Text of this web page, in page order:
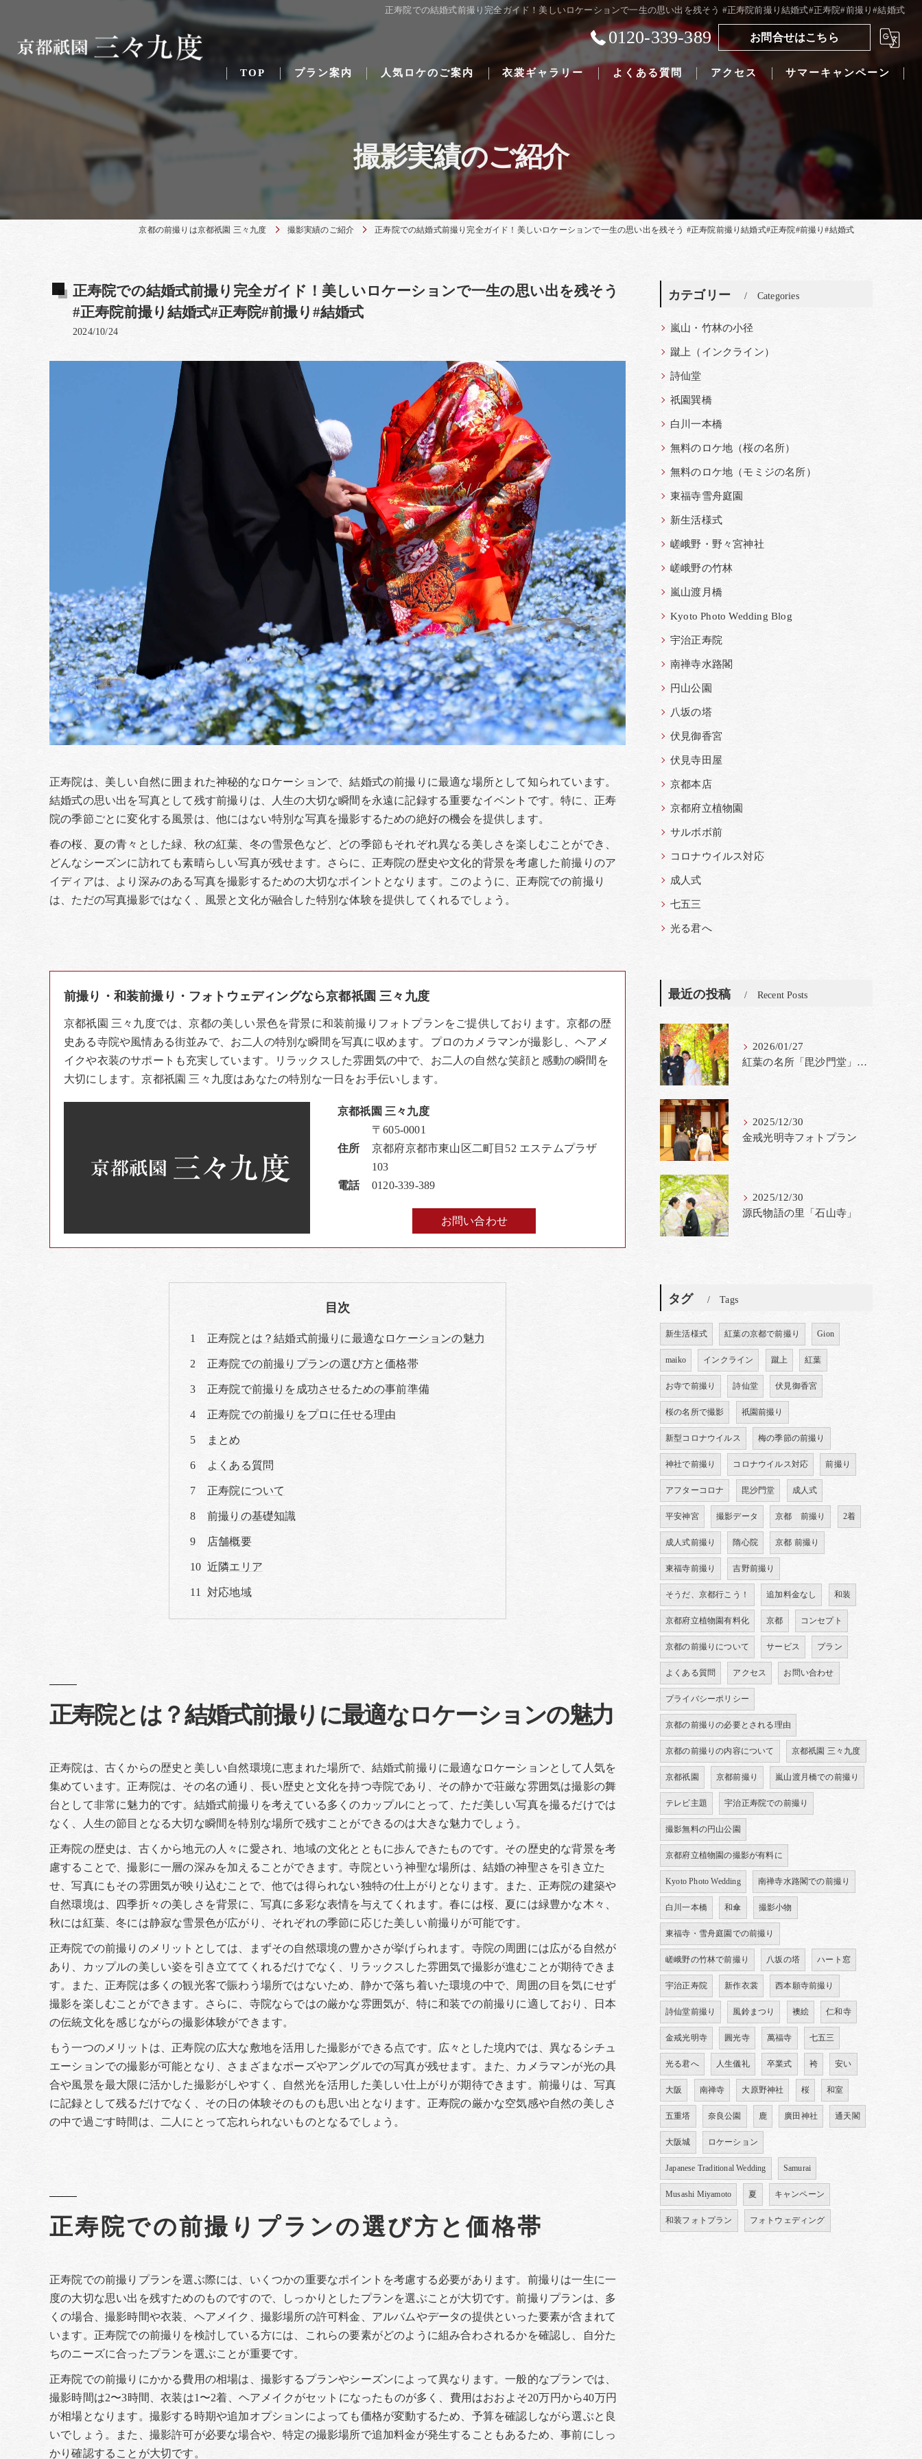
正寿院での結婚式前撮り完全ガイド！美しいロケーションで一生の思い出を残そう #正寿院前撮り結婚式#正寿院#前撮り#結婚式
0120-339-389 お問合せはこちら
TOP プラン案内
Traditional Japanese weddings
人気ロケのご案内 衣裳ギャラリー よくある質問 アクセス サマーキャンペーン
撮影実績のご紹介
京都の前撮りは京都祇園 三々九度 撮影実績のご紹介 正寿院での結婚式前撮り完全ガイド！美しいロケーションで一生の思い出を残そう #正寿院前撮り結婚式#正寿院#前撮り#結婚式
正寿院での結婚式前撮り完全ガイド！美しいロケーションで一生の思い出を残そう
#正寿院前撮り結婚式#正寿院#前撮り#結婚式
2024/10/24
正寿院は、美しい自然に囲まれた神秘的なロケーションで、結婚式の前撮りに最適な場所として知られています。
結婚式の思い出を写真として残す前撮りは、人生の大切な瞬間を永遠に記録する重要なイベントです。特に、正寿
院の季節ごとに変化する風景は、他にはない特別な写真を撮影するための絶好の機会を提供します。
春の桜、夏の青々とした緑、秋の紅葉、冬の雪景色など、どの季節もそれぞれ異なる美しさを楽しむことができ、
どんなシーズンに訪れても素晴らしい写真が残せます。さらに、正寿院の歴史や文化的背景を考慮した前撮りのア
イディアは、より深みのある写真を撮影するための大切なポイントとなります。このように、正寿院での前撮り
は、ただの写真撮影ではなく、風景と文化が融合した特別な体験を提供してくれるでしょう。
前撮り・和装前撮り・フォトウェディングなら京都祇園 三々九度
京都祇園 三々九度では、京都の美しい景色を背景に和装前撮りフォトプランをご提供しております。京都の歴
史ある寺院や風情ある街並みで、お二人の特別な瞬間を写真に収めます。プロのカメラマンが撮影し、ヘアメ
イクや衣装のサポートも充実しています。リラックスした雰囲気の中で、お二人の自然な笑顔と感動の瞬間を
大切にします。京都祇園 三々九度はあなたの特別な一日をお手伝いします。
京都祇園 三々九度
住所
〒605-0001
京都府京都市東山区二町目52 エステムプラザ
103
電話
0120-339-389
お問い合わせ
目次
正寿院とは？結婚式前撮りに最適なロケーションの魅力
正寿院での前撮りプランの選び方と価格帯
正寿院で前撮りを成功させるための事前準備
正寿院での前撮りをプロに任せる理由
まとめ
よくある質問
正寿院について
前撮りの基礎知識
店舗概要
近隣エリア
対応地域
正寿院とは？結婚式前撮りに最適なロケーションの魅力
正寿院は、古くからの歴史と美しい自然環境に恵まれた場所で、結婚式前撮りに最適なロケーションとして人気を
集めています。正寿院は、その名の通り、長い歴史と文化を持つ寺院であり、その静かで荘厳な雰囲気は撮影の舞
台として非常に魅力的です。結婚式前撮りを考えている多くのカップルにとって、ただ美しい写真を撮るだけでは
なく、人生の節目となる大切な瞬間を特別な場所で残すことができるのは大きな魅力でしょう。
正寿院の歴史は、古くから地元の人々に愛され、地域の文化とともに歩んできたものです。その歴史的な背景を考
慮することで、撮影に一層の深みを加えることができます。寺院という神聖な場所は、結婚の神聖さを引き立た
せ、写真にもその雰囲気が映り込むことで、他では得られない独特の仕上がりとなります。また、正寿院の建築や
自然環境は、四季折々の美しさを背景に、写真に多彩な表情を与えてくれます。春には桜、夏には緑豊かな木々、
秋には紅葉、冬には静寂な雪景色が広がり、それぞれの季節に応じた美しい前撮りが可能です。
正寿院での前撮りのメリットとしては、まずその自然環境の豊かさが挙げられます。寺院の周囲には広がる自然が
あり、カップルの美しい姿を引き立ててくれるだけでなく、リラックスした雰囲気で撮影が進むことが期待できま
す。また、正寿院は多くの観光客で賑わう場所ではないため、静かで落ち着いた環境の中で、周囲の目を気にせず
撮影を楽しむことができます。さらに、寺院ならではの厳かな雰囲気が、特に和装での前撮りに適しており、日本
の伝統文化を感じながらの撮影体験ができます。
もう一つのメリットは、正寿院の広大な敷地を活用した撮影ができる点です。広々とした境内では、異なるシチュ
エーションでの撮影が可能となり、さまざまなポーズやアングルでの写真が残せます。また、カメラマンが光の具
合や風景を最大限に活かした撮影がしやすく、自然光を活用した美しい仕上がりが期待できます。前撮りは、写真
に記録として残るだけでなく、その日の体験そのものも思い出となります。正寿院の厳かな空気感や自然の美しさ
の中で過ごす時間は、二人にとって忘れられないものとなるでしょう。
正寿院での前撮りプランの選び方と価格帯
正寿院での前撮りプランを選ぶ際には、いくつかの重要なポイントを考慮する必要があります。前撮りは一生に一
度の大切な思い出を残すためのものですので、しっかりとしたプランを選ぶことが大切です。前撮りプランは、多
くの場合、撮影時間や衣装、ヘアメイク、撮影場所の許可料金、アルバムやデータの提供といった要素が含まれて
います。正寿院での前撮りを検討している方には、これらの要素がどのように組み合わされるかを確認し、自分た
ちのニーズに合ったプランを選ぶことが重要です。
正寿院での前撮りにかかる費用の相場は、撮影するプランやシーズンによって異なります。一般的なプランでは、
撮影時間は2〜3時間、衣装は1〜2着、ヘアメイクがセットになったものが多く、費用はおおよそ20万円から40万円
が相場となります。撮影する時期や追加オプションによっても価格が変動するため、予算を確認しながら選ぶと良
いでしょう。また、撮影許可が必要な場合や、特定の撮影場所で追加料金が発生することもあるため、事前にしっ
かり確認することが大切です。
カテゴリー Categories
嵐山・竹林の小径
蹴上（インクライン）
詩仙堂
祇園巽橋
白川一本橋
無料のロケ地（桜の名所）
無料のロケ地（モミジの名所）
東福寺雪舟庭園
新生活様式
嵯峨野・野々宮神社
嵯峨野の竹林
嵐山渡月橋
Kyoto Photo Wedding Blog
宇治正寿院
南禅寺水路閣
円山公園
八坂の塔
伏見御香宮
伏見寺田屋
京都本店
京都府立植物園
サルボボ前
コロナウイルス対応
成人式
七五三
光る君へ
最近の投稿 Recent Posts
2026/01/27
紅葉の名所「毘沙門堂」撮影料金改定
2025/12/30
金戒光明寺フォトプラン
2025/12/30
源氏物語の里「石山寺」
タグ Tags
新生活様式 紅葉の京都で前撮り Gion
maiko インクライン 蹴上 紅葉
お寺で前撮り 詩仙堂 伏見御香宮
桜の名所で撮影 祇園前撮り
新型コロナウイルス 梅の季節の前撮り
神社で前撮り コロナウイルス対応 前撮り
アフターコロナ 毘沙門堂 成人式
平安神宮 撮影データ 京都 前撮り 2着
成人式前撮り 隋心院 京都 前撮り
東福寺前撮り 吉野前撮り
そうだ、京都行こう！ 追加料金なし 和装
京都府立植物園有料化 京都 コンセプト
京都の前撮りについて サービス プラン
よくある質問 アクセス お問い合わせ
プライバシーポリシー
京都の前撮りの必要とされる理由
京都の前撮りの内容について 京都祇園 三々九度
京都祇園 京都前撮り 嵐山渡月橋での前撮り
テレビ主題 宇治正寿院での前撮り
撮影無料の円山公園
京都府立植物園の撮影が有料に
Kyoto Photo Wedding 南禅寺水路閣での前撮り
白川一本橋 和傘 撮影小物
東福寺・雪舟庭園での前撮り
嵯峨野の竹林で前撮り 八坂の塔 ハート窓
宇治正寿院 新作衣裳 西本願寺前撮り
詩仙堂前撮り 風鈴まつり 襖絵 仁和寺
金戒光明寺 圓光寺 萬福寺 七五三
光る君へ 人生儀礼 卒業式 袴 安い
大阪 南禅寺 大原野神社 桜 和室
五重塔 奈良公園 鹿 廣田神社 通天閣
大阪城 ロケーション
Japanese Traditional Wedding Samurai
Musashi Miyamoto 夏 キャンペーン
和装フォトプラン フォトウェディング